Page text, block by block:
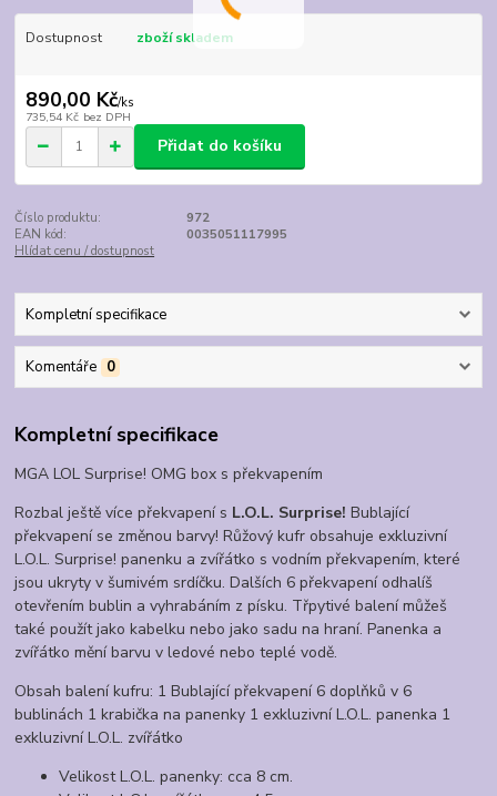
Dostupnost zboží skladem
890,00 Kč/ks
735,54 Kč bez DPH
Přidat do košíku
Číslo produktu:
972
EAN kód:
0035051117995
Hlídat cenu / dostupnost
Kompletní specifikace
Komentáře 0
Kompletní specifikace
MGA LOL Surprise! OMG box s překvapením
Rozbal ještě více překvapení s L.O.L. Surprise! Bublající
překvapení se změnou barvy! Růžový kufr obsahuje exkluzivní
L.O.L. Surprise! panenku a zvířátko s vodním překvapením, které
jsou ukryty v šumivém srdíčku. Dalších 6 překvapení odhalíš
otevřením bublin a vyhrabáním z písku. Třpytivé balení můžeš
také použít jako kabelku nebo jako sadu na hraní. Panenka a
zvířátko mění barvu v ledové nebo teplé vodě.
Obsah balení kufru: 1 Bublající překvapení 6 doplňků v 6
bublinách 1 krabička na panenky 1 exkluzivní L.O.L. panenka 1
exkluzivní L.O.L. zvířátko
Velikost L.O.L. panenky: cca 8 cm.